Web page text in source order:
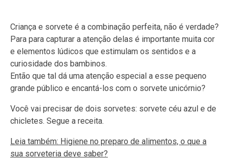
Criança e sorvete é a combinação perfeita, não é verdade?
Para para capturar a atenção delas é importante muita cor
e elementos lúdicos que estimulam os sentidos e a
curiosidade dos bambinos.
Então que tal dá uma atenção especial a esse pequeno
grande público e encantá-los com o sorvete unicórnio?
Você vai precisar de dois sorvetes: sorvete céu azul e de
chicletes. Segue a receita.
Leia também: Higiene no preparo de alimentos, o que a
sua sorveteria deve saber?